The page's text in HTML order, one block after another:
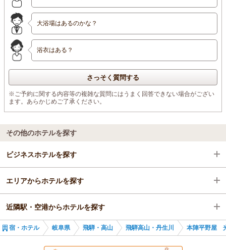
大浴場はあるのかな？
浴衣はある？
さっそく質問する
※ご予約に関する内容等の複雑な質問にはうまく回答できない場合がござい
ます。あらかじめご了承ください。
その他のホテルを探す
ビジネスホテルを探す
岐阜県
飛騨・高山
飛騨高山・丹生川
エリアからホテルを探す
岐阜県
飛騨・高山
近隣駅・空港からホテルを探す
高山駅
宿・ホテル 岐阜県 飛騨・高山 飛騨高山・丹生川 本陣平野屋